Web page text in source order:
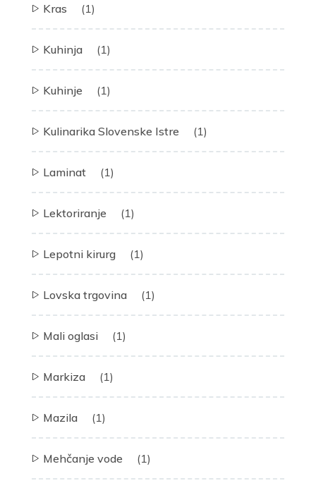
Kras (1)
Kuhinja (1)
Kuhinje (1)
Kulinarika Slovenske Istre (1)
Laminat (1)
Lektoriranje (1)
Lepotni kirurg (1)
Lovska trgovina (1)
Mali oglasi (1)
Markiza (1)
Mazila (1)
Mehčanje vode (1)